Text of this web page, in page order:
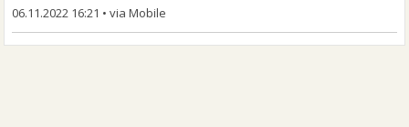
06.11.2022 16:21 •